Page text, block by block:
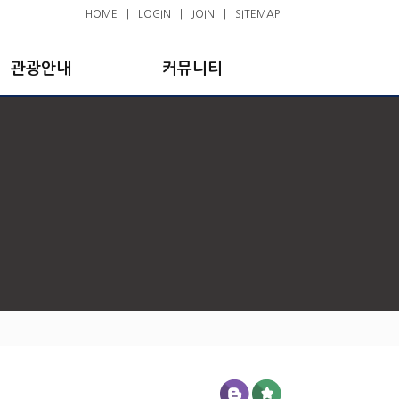
HOME LOGIN JOIN SITEMAP
관광안내 커뮤니티